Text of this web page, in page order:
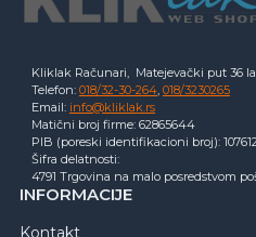
Kliklak Računari, Matejevački put 36
Telefon: 018/32-30-264, 018/3230265
Email: info@kliklak.rs
Matični broj firme: 62865644
PIB (poreski identifikacioni broj):
Šifra delatnosti:
4791 Trgovina na malo posredstvom
INFORMACIJE
Kontakt